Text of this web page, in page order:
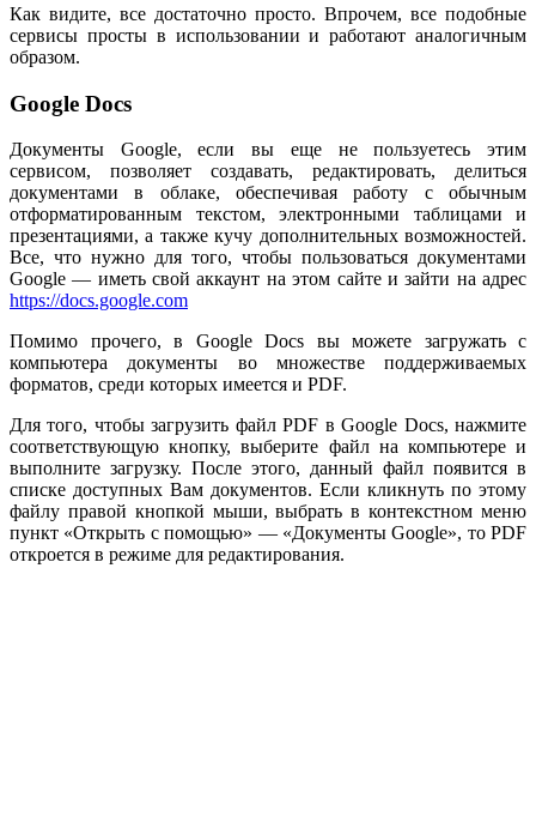
Как видите, все достаточно просто. Впрочем, все подобные
сервисы просты в использовании и работают аналогичным
образом.
Google Docs
Документы Google, если вы еще не пользуетесь этим
сервисом, позволяет создавать, редактировать, делиться
документами в облаке, обеспечивая работу с обычным
отформатированным текстом, электронными таблицами и
презентациями, а также кучу дополнительных возможностей.
Все, что нужно для того, чтобы пользоваться документами
Google — иметь свой аккаунт на этом сайте и зайти на адрес
https://docs.google.com
Помимо прочего, в Google Docs вы можете загружать с
компьютера документы во множестве поддерживаемых
форматов, среди которых имеется и PDF.
Для того, чтобы загрузить файл PDF в Google Docs, нажмите
соответствующую кнопку, выберите файл на компьютере и
выполните загрузку. После этого, данный файл появится в
списке доступных Вам документов. Если кликнуть по этому
файлу правой кнопкой мыши, выбрать в контекстном меню
пункт «Открыть с помощью» — «Документы Google», то PDF
откроется в режиме для редактирования.